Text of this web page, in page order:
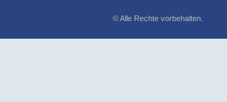
©Alle Rechte vorbehalten.